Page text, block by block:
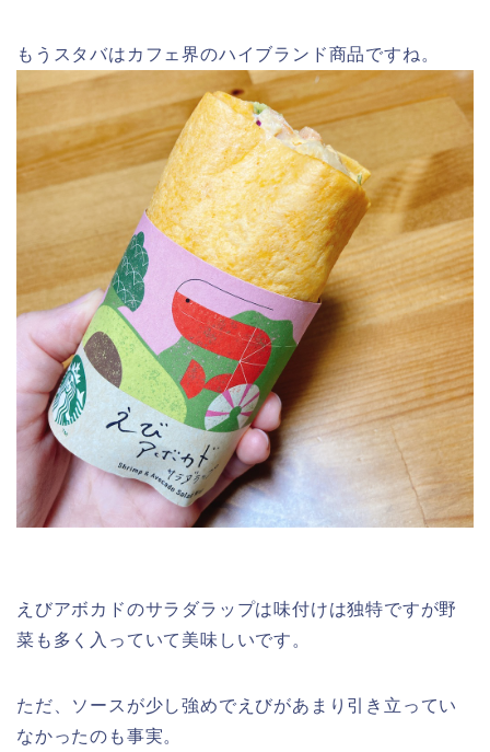
もうスタバはカフェ界のハイブランド商品ですね。
えびアボカドのサラダラップは味付けは独特ですが野
菜も多く入っていて美味しいです。
ただ、ソースが少し強めでえびがあまり引き立ってい
なかったのも事実。